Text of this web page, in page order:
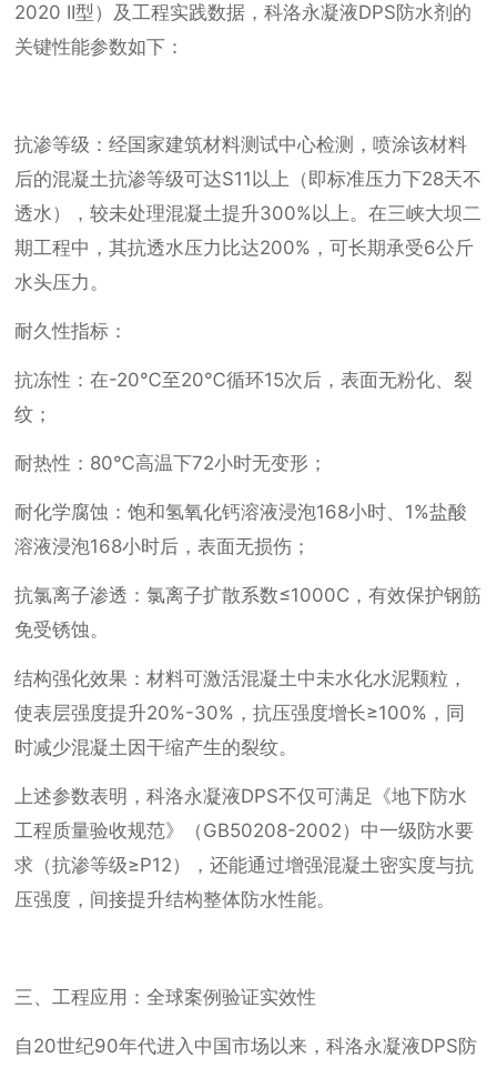
2020 II型）及工程实践数据，科洛永凝液DPS防水剂的
关键性能参数如下：
抗渗等级：经国家建筑材料测试中心检测，喷涂该材料
后的混凝土抗渗等级可达S11以上（即标准压力下28天不
透水），较未处理混凝土提升300%以上。在三峡大坝二
期工程中，其抗透水压力比达200%，可长期承受6公斤
水头压力。
耐久性指标：
抗冻性：在-20℃至20℃循环15次后，表面无粉化、裂
纹；
耐热性：80℃高温下72小时无变形；
耐化学腐蚀：饱和氢氧化钙溶液浸泡168小时、1%盐酸
溶液浸泡168小时后，表面无损伤；
抗氯离子渗透：氯离子扩散系数≤1000C，有效保护钢筋
免受锈蚀。
结构强化效果：材料可激活混凝土中未水化水泥颗粒，
使表层强度提升20%-30%，抗压强度增长≥100%，同
时减少混凝土因干缩产生的裂纹。
上述参数表明，科洛永凝液DPS不仅可满足《地下防水
工程质量验收规范》（GB50208-2002）中一级防水要
求（抗渗等级≥P12），还能通过增强混凝土密实度与抗
压强度，间接提升结构整体防水性能。
三、工程应用：全球案例验证实效性
自20世纪90年代进入中国市场以来，科洛永凝液DPS防